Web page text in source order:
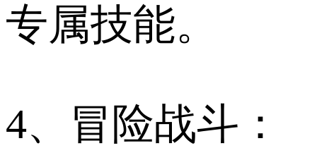
专属技能。
4、冒险战斗：